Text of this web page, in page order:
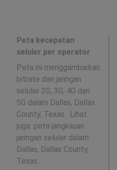
Peta kecepatan
seluler per operator
Peta ini menggambarkan
bitrate dari jaringan
seluler 2G, 3G, 4G dan
5G dalam Dallas, Dallas
County, Texas . Lihat
juga: peta jangkauan
jaringan seluler dalam
Dallas, Dallas County,
Texas .